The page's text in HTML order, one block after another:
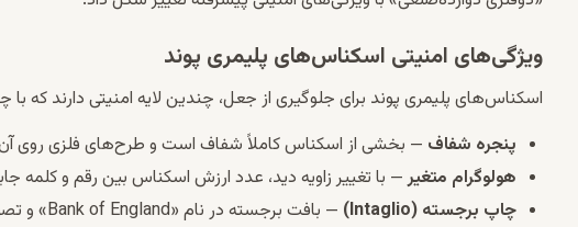
ویژگی‌های امنیتی اسکناس‌های پلیمری پوند
اسکناس‌های پلیمری پوند برای جلوگیری از جعل، چندین لایه امنیتی دارند که
پنجره شفاف — بخشی از اسکناس کاملاً شفاف است و طرح‌های فلزی روی
هولوگرام متغیر— با تغییر زاویه دید، عدد ارزش اسکناس بین رقم و کلمه
چاپ برجسته (Intaglio)
— بافت برجسته در نام «Bank of England» و تصویر اصلی هنگام لمس قابل تشخیص است.